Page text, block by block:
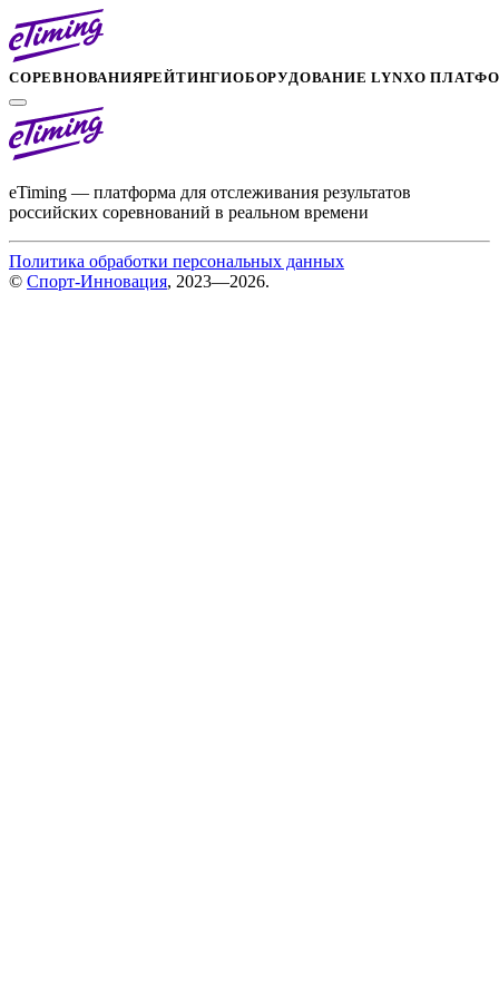
СОРЕВНОВАНИЯРЕЙТИНГИОБОРУДОВАНИЕ LYNXО
eTiming — платформа для отслеживания результатов
российских соревнований в реальном времени
Политика обработки персональных данных
© Спорт-Инновация, 2023—2026.